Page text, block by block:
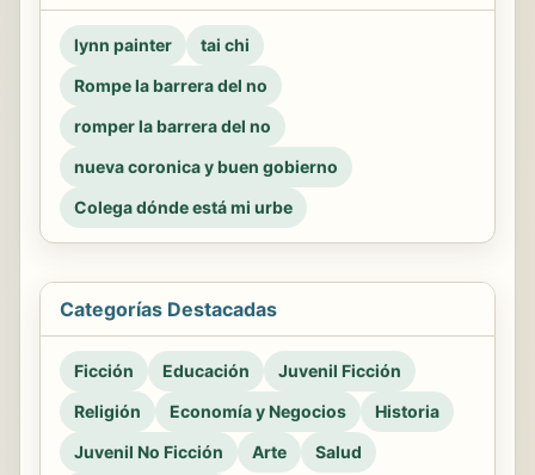
lynn painter
tai chi
Rompe la barrera del no
romper la barrera del no
nueva coronica y buen gobierno
Colega dónde está mi urbe
Categorías Destacadas
Ficción Educación
Juvenil Ficción
Religión
Economía y Negocios
Historia
Juvenil No Ficción
Arte Salud